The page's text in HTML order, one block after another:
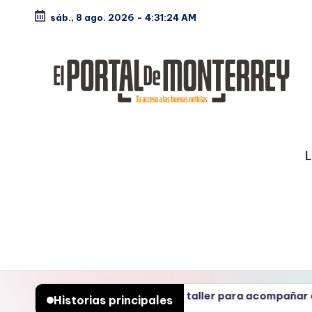
contenido
sáb., 8 ago. 2026 - 4:31:25 AM
a
l Historias principales
Monterrey taller para acompañar a mujeres en
6, 2026